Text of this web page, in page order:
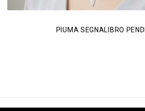
PIUMA SEGNALIBRO